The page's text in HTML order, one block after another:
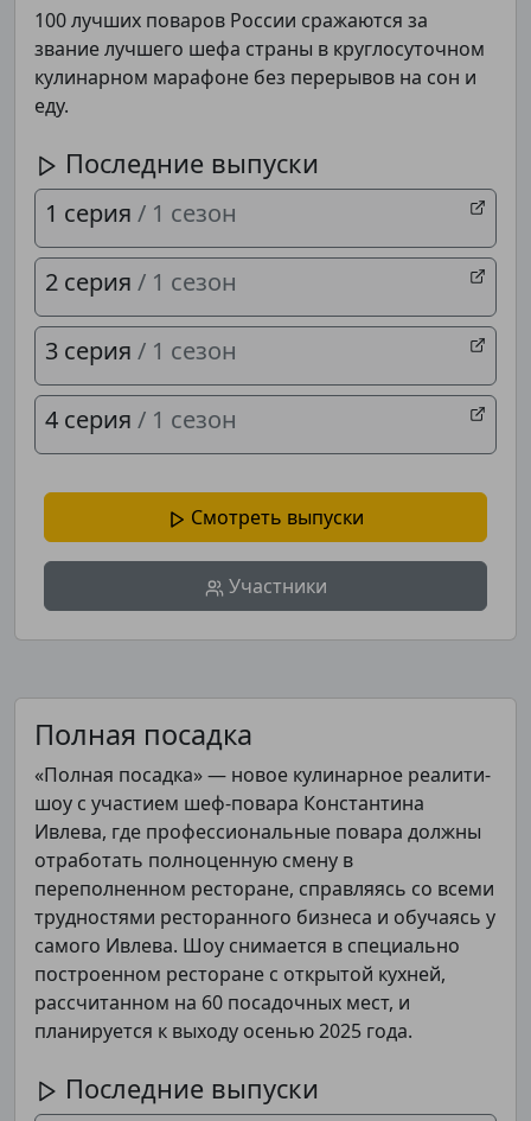
100 лучших поваров России сражаются за
звание лучшего шефа страны в круглосуточном
кулинарном марафоне без перерывов на сон и
еду.
Последние выпуски
1 серия / 1 сезон
2 серия / 1 сезон
3 серия / 1 сезон
4 серия / 1 сезон
Смотреть выпуски
Участники
Полная посадка
«Полная посадка» — новое кулинарное реалити-
шоу с участием шеф-повара Константина
Ивлева, где профессиональные повара должны
отработать полноценную смену в
переполненном ресторане, справляясь со всеми
трудностями ресторанного бизнеса и обучаясь у
самого Ивлева. Шоу снимается в специально
построенном ресторане с открытой кухней,
рассчитанном на 60 посадочных мест, и
планируется к выходу осенью 2025 года.
Последние выпуски